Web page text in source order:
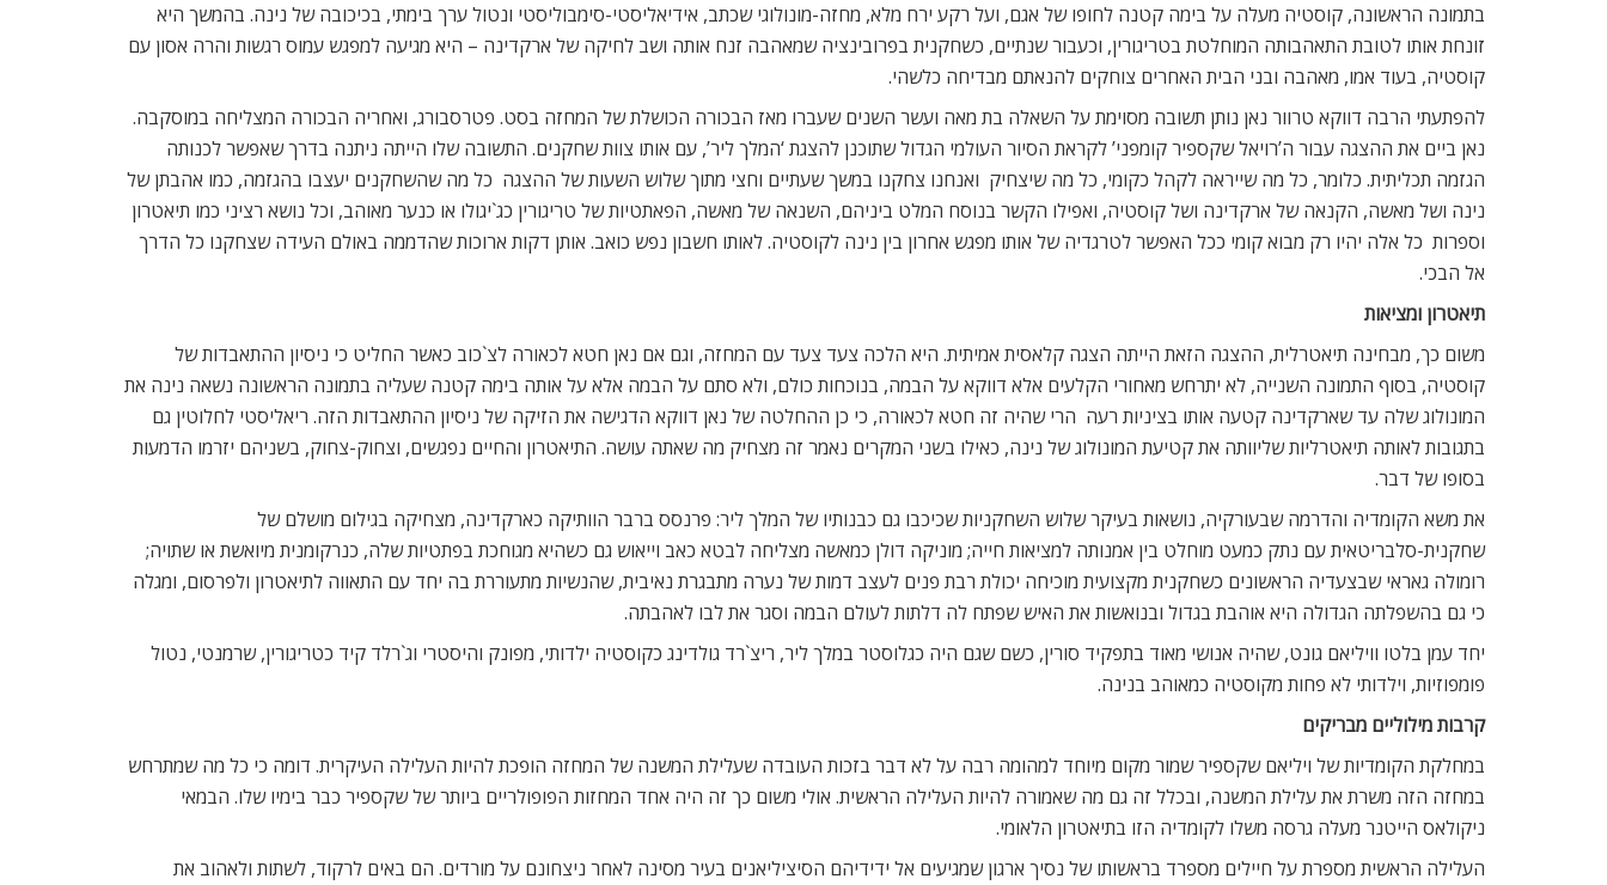
בתמונה הראשונה, קוסטיה מעלה על בימה קטנה לחופו של אגם, ועל רקע ירח מלא, מחזה-מונולוגי שכתב, אידיאליסטי-סימבוליסטי ונטול ערך בימתי, בכיכובה של נינה. בהמשך היא
זונחת אותו לטובת התאהבותה המוחלטת בטריגורין, וכעבור שנתיים, כשחקנית בפרובינציה שמאהבה זנח אותה ושב לחיקה של ארקדינה – היא מגיעה למפגש עמוס רגשות והרה אסון עם
קוסטיה, בעוד אמו, מאהבה ובני הבית האחרים צוחקים להנאתם מבדיחה כלשהי.
להפתעתי הרבה דווקא טרוור נאן נותן תשובה מסוימת על השאלה בת מאה ועשר השנים שעברו מאז הבכורה הכושלת של המחזה בסט. פטרסבורג, ואחריה הבכורה המצליחה במוסקבה.
נאן ביים את ההצגה עבור ה’רויאל שקספיר קומפני’ לקראת הסיור העולמי הגדול שתוכנן להצגת ‘המלך ליר’, עם אותו צוות שחקנים. התשובה שלו הייתה ניתנה בדרך שאפשר לכנותה
הגזמה תכליתית. כלומר, כל מה שייראה לקהל כקומי, כל מה שיצחיק  ואנחנו צחקנו במשך שעתיים וחצי מתוך שלוש השעות של ההצגה  כל מה שהשחקנים יעצבו בהגזמה, כמו אהבתן של
נינה ושל מאשה, הקנאה של ארקדינה ושל קוסטיה, ואפילו הקשר בנוסח המלט ביניהם, השנאה של מאשה, הפאתטיות של טריגורין כג`יגולו או כנער מאוהב, וכל נושא רציני כמו תיאטרון
וספרות  כל אלה יהיו רק מבוא קומי ככל האפשר לטרגדיה של אותו מפגש אחרון בין נינה לקוסטיה. לאותו חשבון נפש כואב. אותן דקות ארוכות שהדממה באולם העידה שצחקנו כל הדרך
אל הבכי.
תיאטרון ומציאות
משום כך, מבחינה תיאטרלית, ההצגה הזאת הייתה הצגה קלאסית אמיתית. היא הלכה צעד צעד עם המחזה, וגם אם נאן חטא לכאורה לצ`כוב כאשר החליט כי ניסיון ההתאבדות של
קוסטיה, בסוף התמונה השנייה, לא יתרחש מאחורי הקלעים אלא דווקא על הבמה, בנוכחות כולם, ולא סתם על הבמה אלא על אותה בימה קטנה שעליה בתמונה הראשונה נשאה נינה את
המונולוג שלה עד שארקדינה קטעה אותו בציניות רעה  הרי שהיה זה חטא לכאורה, כי כן ההחלטה של נאן דווקא הדגישה את הזיקה של ניסיון ההתאבדות הזה. ריאליסטי לחלוטין גם
בתגובות לאותה תיאטרליות שליוותה את קטיעת המונולוג של נינה, כאילו בשני המקרים נאמר זה מצחיק מה שאתה עושה. התיאטרון והחיים נפגשים, וצחוק-צחוק, בשניהם יזרמו הדמעות
בסופו של דבר.
את משא הקומדיה והדרמה שבעורקיה, נושאות בעיקר שלוש השחקניות שכיכבו גם כבנותיו של המלך ליר: פרנסס ברבר הוותיקה כארקדינה, מצחיקה בגילום מושלם של
שחקנית-סלבריטאית עם נתק כמעט מוחלט בין אמנותה למציאות חייה; מוניקה דולן כמאשה מצליחה לבטא כאב וייאוש גם כשהיא מגוחכת בפתטיות שלה, כנרקומנית מיואשת או שתויה;
רומולה גאראי שבצעדיה הראשונים כשחקנית מקצועית מוכיחה יכולת רבת פנים לעצב דמות של נערה מתבגרת נאיבית, שהנשיות מתעוררת בה יחד עם התאווה לתיאטרון ולפרסום, ומגלה
כי גם בהשפלתה הגדולה היא אוהבת בגדול ובנואשות את האיש שפתח לה דלתות לעולם הבמה וסגר את לבו לאהבתה.
יחד עמן בלטו וויליאם גונט, שהיה אנושי מאוד בתפקיד סורין, כשם שגם היה כגלוסטר במלך ליר, ריצ`רד גולדינג כקוסטיה ילדותי, מפונק והיסטרי וג`רלד קיד כטריגורין, שרמנטי, נטול
פומפוזיות, וילדותי לא פחות מקוסטיה כמאוהב בנינה.
קרבות מילוליים מבריקים
במחלקת הקומדיות של ויליאם שקספיר שמור מקום מיוחד למהומה רבה על לא דבר בזכות העובדה שעלילת המשנה של המחזה הופכת להיות העלילה העיקרית. דומה כי כל מה שמתרחש
במחזה הזה משרת את עלילת המשנה, ובכלל זה גם מה שאמורה להיות העלילה הראשית. אולי משום כך זה היה אחד המחזות הפופולריים ביותר של שקספיר כבר בימיו שלו. הבמאי
ניקולאס הייטנר מעלה גרסה משלו לקומדיה הזו בתיאטרון הלאומי.
העלילה הראשית מספרת על חיילים מספרד בראשותו של נסיך ארגון שמגיעים אל ידידיהם הסיציליאנים בעיר מסינה לאחר ניצחונם על מורדים. הם באים לרקוד, לשתות ולאהוב את